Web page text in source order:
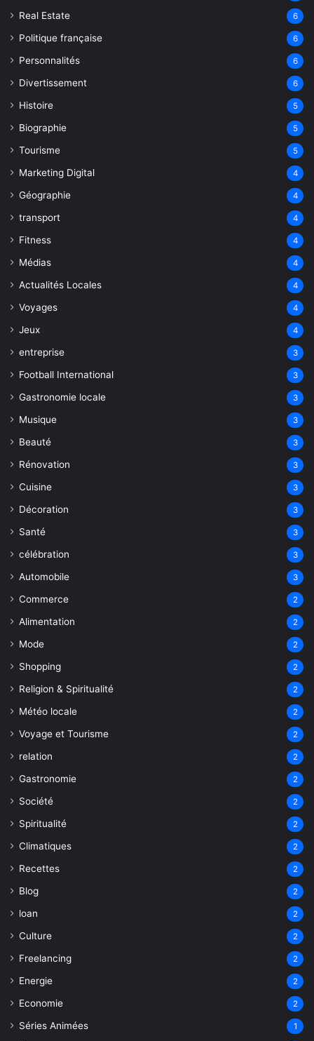
Real Estate 6
Politique française 6
Personnalités 6
Divertissement 6
Histoire 5
Biographie 5
Tourisme 5
Marketing Digital 4
Géographie 4
transport 4
Fitness 4
Médias 4
Actualités Locales 4
Voyages 4
Jeux 4
entreprise 3
Football International 3
Gastronomie locale 3
Musique 3
Beauté 3
Rénovation 3
Cuisine 3
Décoration 3
Santé 3
célébration 3
Automobile 3
Commerce 2
Alimentation 2
Mode 2
Shopping 2
Religion & Spiritualité 2
Météo locale 2
Voyage et Tourisme 2
relation 2
Gastronomie 2
Société 2
Spiritualité 2
Climatiques 2
Recettes 2
Blog 2
loan 2
Culture 2
Freelancing 2
Energie 2
Economie 2
Séries Animées 1